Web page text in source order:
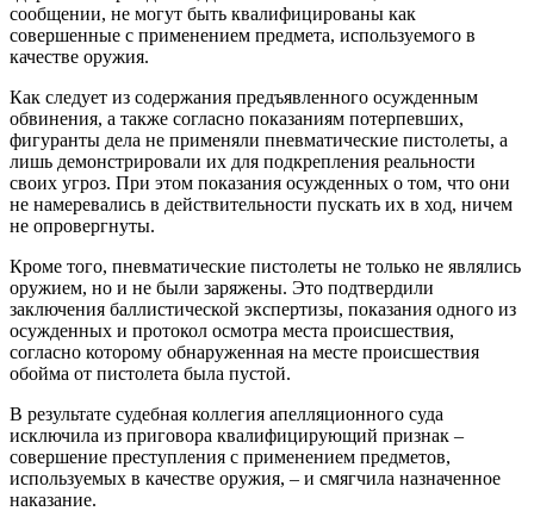
сообщении, не могут быть квалифицированы как
совершенные с применением предмета, используемого в
качестве оружия.
Как следует из содержания предъявленного осужденным
обвинения, а также согласно показаниям потерпевших,
фигуранты дела не применяли пневматические пистолеты, а
лишь демонстрировали их для подкрепления реальности
своих угроз. При этом показания осужденных о том, что они
не намеревались в действительности пускать их в ход, ничем
не опровергнуты.
Кроме того, пневматические пистолеты не только не являлись
оружием, но и не были заряжены. Это подтвердили
заключения баллистической экспертизы, показания одного из
осужденных и протокол осмотра места происшествия,
согласно которому обнаруженная на месте происшествия
обойма от пистолета была пустой.
В результате судебная коллегия апелляционного суда
исключила из приговора квалифицирующий признак –
совершение преступления с применением предметов,
используемых в качестве оружия, – и смягчила назначенное
наказание.